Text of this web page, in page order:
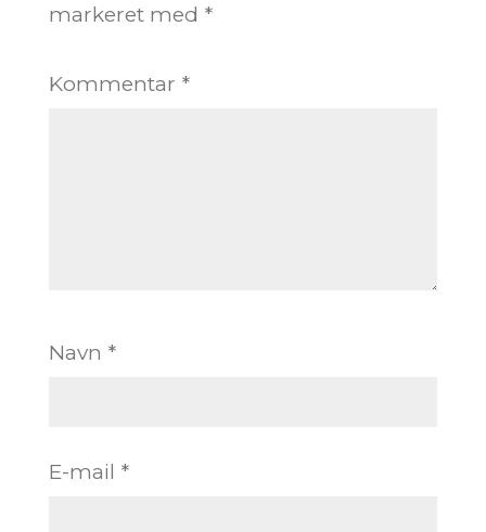
markeret med *
Kommentar *
Navn *
E-mail *